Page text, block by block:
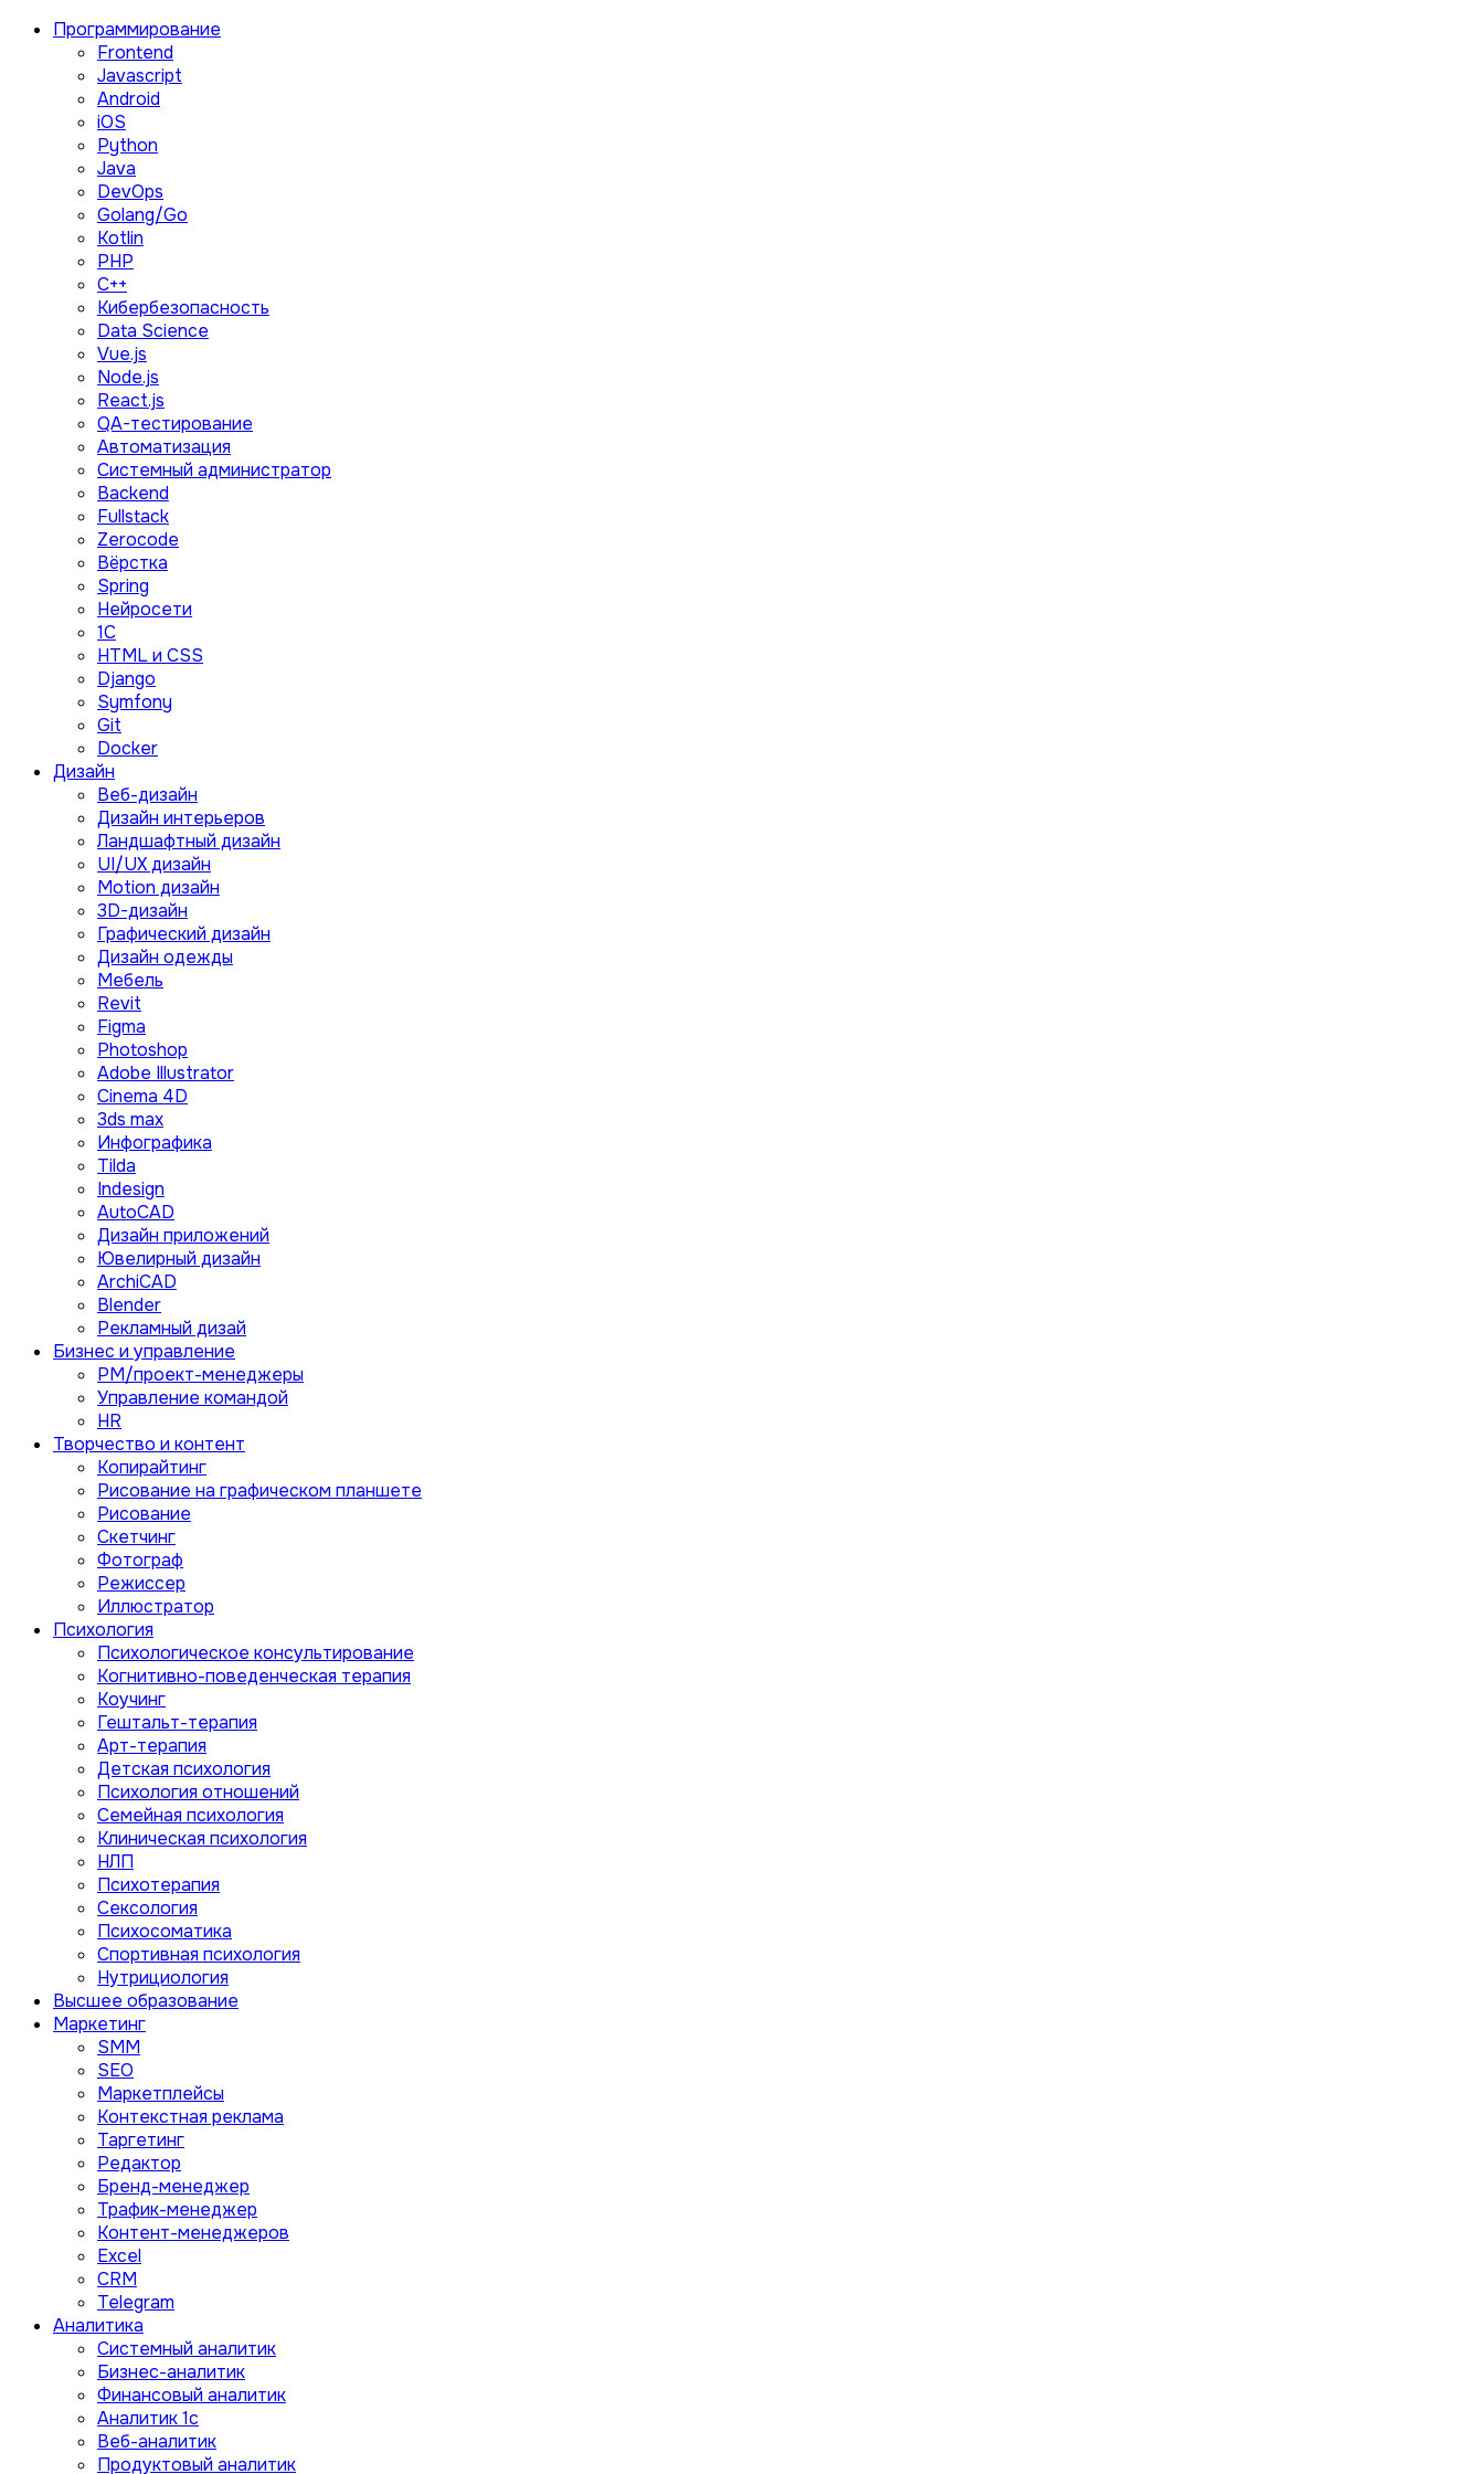
Программирование
Frontend
Javascript
Android
iOS
Python
Java
DevOps
Golang/Go
Kotlin
PHP
C++
Кибербезопасность
Data Science
Vue.js
Node.js
React.js
QA-тестирование
Автоматизация
Системный администратор
Backend
Fullstack
Zerocode
Вёрстка
Spring
Нейросети
1C
HTML и CSS
Django
Symfony
Git
Docker
Дизайн
Веб-дизайн
Дизайн интерьеров
Ландшафтный дизайн
UI/UX дизайн
Motion дизайн
3D-дизайн
Графический дизайн
Дизайн одежды
Мебель
Revit
Figma
Photoshop
Adobe Illustrator
Сinema 4D
3ds max
Инфографика
Tilda
Indesign
AutoCAD
Дизайн приложений
Ювелирный дизайн
ArchiCAD
Blender
Рекламный дизай
Бизнес и управление
PM/проект-менеджеры
Управление командой
HR
Творчество и контент
Копирайтинг
Рисование на графическом планшете
Рисование
Скетчинг
Фотограф
Режиссер
Иллюстратор
Психология
Психологическое консультирование
Когнитивно-поведенческая терапия
Коучинг
Гештальт-терапия
Арт-терапия
Детская психология
Психология отношений
Семейная психология
Клиническая психология
НЛП
Психотерапия
Сексология
Психосоматика
Спортивная психология
Нутрициология
Высшее образование
Маркетинг
SMM
SEO
Маркетплейсы
Контекстная реклама
Таргетинг
Редактор
Бренд-менеджер
Трафик-менеджер
Контент-менеджеров
Excel
CRM
Telegram
Аналитика
Системный аналитик
Бизнес-аналитик
Финансовый аналитик
Aналитик 1с
Веб-аналитик
Продуктовый аналитик